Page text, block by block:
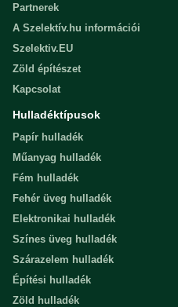
Partnerek
A Szelektív.hu információi
Szelektiv.EU
Zöld építészet
Kapcsolat
Hulladéktípusok
Papír hulladék
Műanyag hulladék
Fém hulladék
Fehér üveg hulladék
Elektronikai hulladék
Színes üveg hulladék
Szárazelem hulladék
Építési hulladék
Zöld hulladék